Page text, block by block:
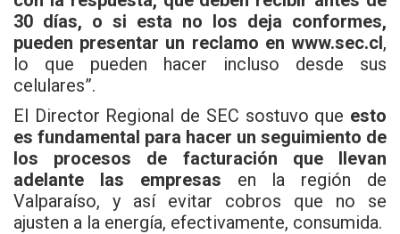
30 días, o si esta no los deja conformes,
pueden presentar un reclamo en www.sec.cl,
lo que pueden hacer incluso desde sus
celulares”.
El Director Regional de SEC sostuvo que esto
es fundamental para hacer un seguimiento de
los procesos de facturación que llevan
adelante las empresas en la región de
Valparaíso, y así evitar cobros que no se
ajusten a la energía, efectivamente, consumida.